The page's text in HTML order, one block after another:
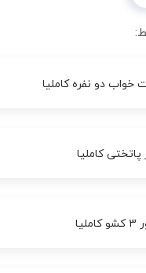
خواب دو نفره کاملیا
پاتختی کاملیا